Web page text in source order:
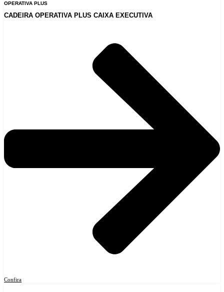
OPERATIVA PLUS
CADEIRA OPERATIVA PLUS CAIXA EXECUTIVA
Confira